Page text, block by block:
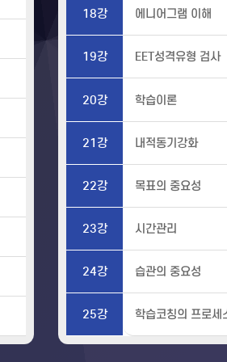
18강 에니어그램 이해
19강 EET성격유형 검사
20강 학습이론
21강 내적동기강화
22강 목표의 중요성
23강 시간관리
24강 습관의 중요성
25강 학습코칭의 프로세